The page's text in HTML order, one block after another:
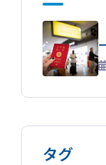
タグ